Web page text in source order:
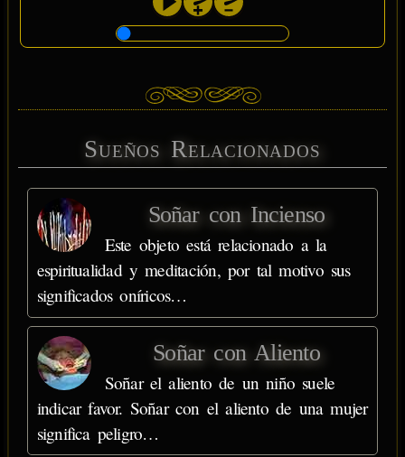
Sueños Relacionados
Soñar con Incienso
Este objeto está relacionado a la
espiritualidad y meditación, por tal motivo sus
significados oníricos…
Soñar con Aliento
Soñar el aliento de un niño suele
indicar favor. Soñar con el aliento de una mujer
significa peligro…